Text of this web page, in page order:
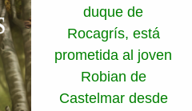
duque de
Rocagrís, está
prometida al joven
Robian de
Castelmar desde